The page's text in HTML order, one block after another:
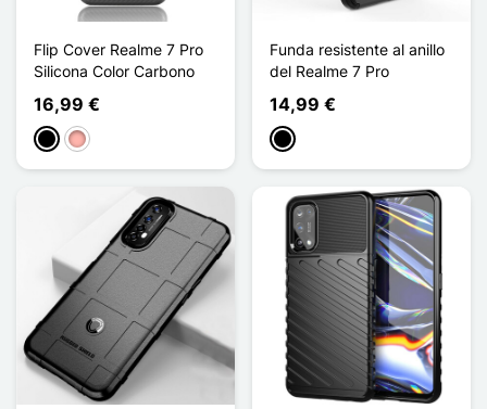
Flip Cover Realme 7 Pro
Silicona Color Carbono
16,99 €
NegroOro rosa
Funda resistente al anillo
del Realme 7 Pro
14,99 €
Negro